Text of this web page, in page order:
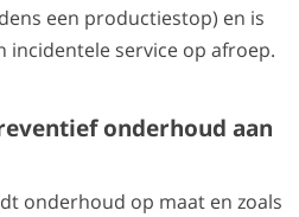
een productiestop) en is
incidentele service op afroep.
onderhoud aan
onderhoud op maat en zoals